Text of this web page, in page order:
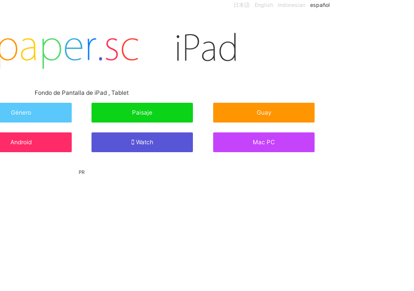
日本語 English Indonesian español
Fondo de Pantalla de iPad , Tablet
Género Paisaje Guay
Android Watch Mac PC
PR